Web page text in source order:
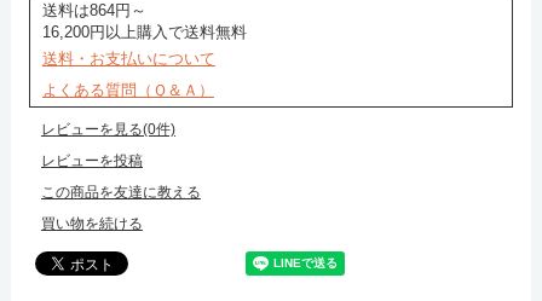
送料は864円～
16,200円以上購入で送料無料
送料・お支払いについて
よくある質問（Ｑ＆Ａ）
レビューを見る(0件)
レビューを投稿
この商品を友達に教える
買い物を続ける